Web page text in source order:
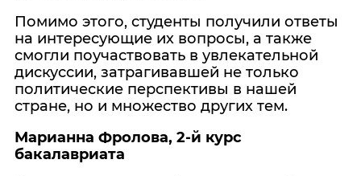
Помимо этого, студенты получили ответы
на интересующие их вопросы, а также
смогли поучаствовать в увлекательной
дискуссии, затрагивавшей не только
политические перспективы в нашей
стране, но и множество других тем.
Марианна Фролова, 2-й курс
бакалавриата